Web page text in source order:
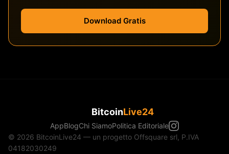
Download Gratis
BitcoinLive24
AppBlogChi SiamoPolitica Editoriale
© 2026 BitcoinLive24 — un progetto Offsquare srl, P.IVA
04182030249